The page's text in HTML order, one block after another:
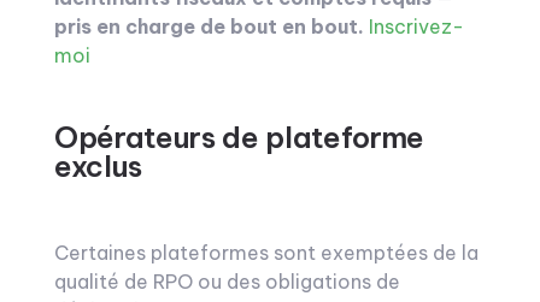
pris en charge de bout en bout. Inscrivez-
moi
Opérateurs de plateforme
exclus
Certaines plateformes sont exemptées de la
qualité de RPO ou des obligations de